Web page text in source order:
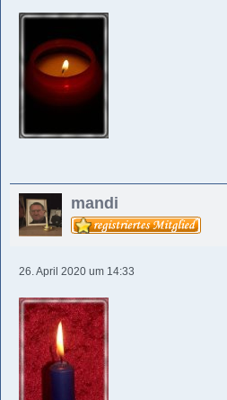
mandi
26. April 2020 um 14:33